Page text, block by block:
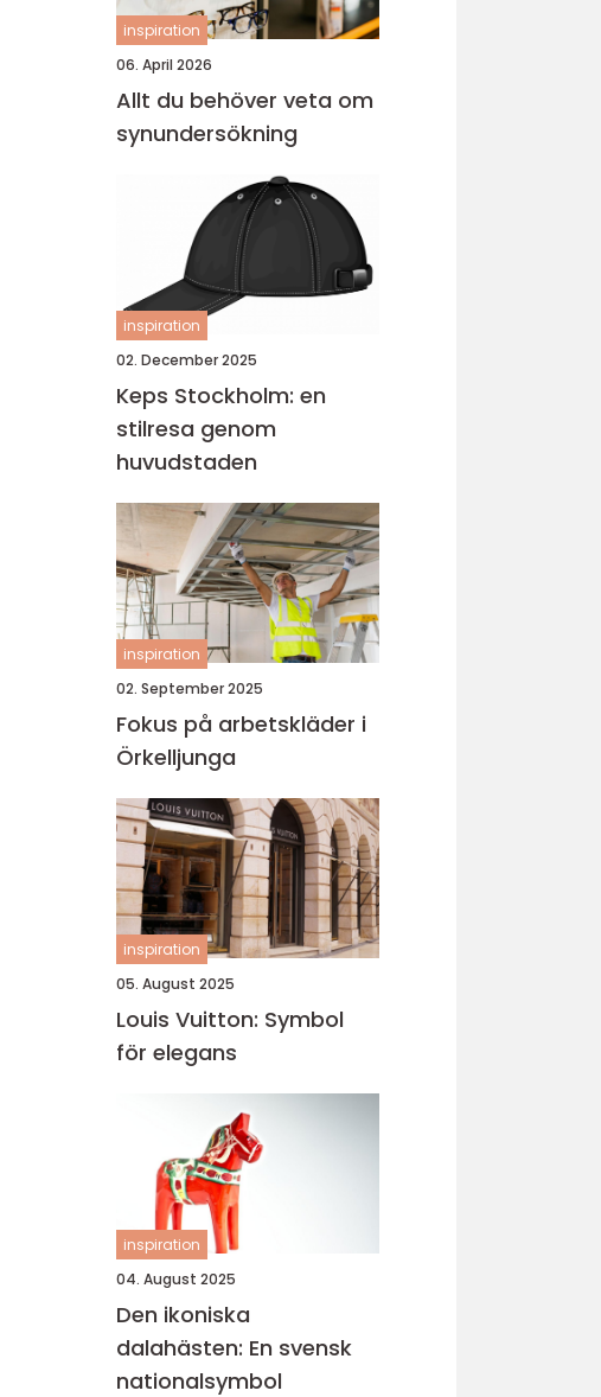
inspiration
06. April 2026
Allt du behöver veta om
synundersökning
inspiration
02. December 2025
Keps Stockholm: en
stilresa genom
huvudstaden
inspiration
02. September 2025
Fokus på arbetskläder i
Örkelljunga
inspiration
05. August 2025
Louis Vuitton: Symbol
för elegans
inspiration
04. August 2025
Den ikoniska
dalahästen: En svensk
nationalsymbol